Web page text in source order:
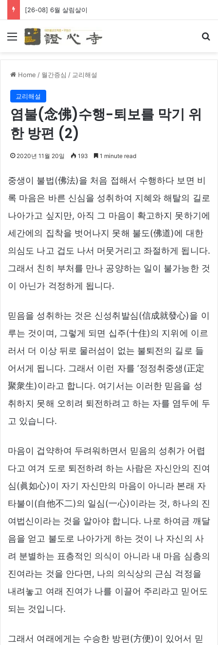
[26-08] 6월 살림살이
Menu
Home / 월간증심 / 교리해설
교리해설
염불(念佛)수행-퇴보를 막기 위
한 방편 (2)
2020년 11월 20일 193 1 minute read
중생이 불법(佛法)을 처음 접해서 수행하다 보면 비
록 마음은 바른 신심을 성취하여 지혜와 해탈의 길로
나아가고 싶지만, 아직 그 마음이 확고하지 못하기에
세간에의 집착을 벗어나지 못해 불도(佛道)에 대한
의심도 나고 겁도 나서 머뭇거리고 좌절하게 됩니다.
그래서 친히 부처를 만나 공양하는 일이 불가능한 것
이 아닌가 걱정하게 됩니다.
믿음을 성취하는 것은 신성취발심(信成就發心)을 이
루는 것이며, 그렇게 되면 십주(十住)의 지위에 이르
러서 더 이상 뒤로 물러섬이 없는 불퇴전의 길로 들
어서게 됩니다. 그래서 이런 자를 ‘정정취중생(正定
聚衆生)이라고 합니다. 여기서는 이러한 믿음을 성
취하지 못해 오히려 퇴전하려고 하는 자를 염두에 두
고 있습니다.
마음이 겁약하여 두려워하면서 믿음의 성취가 어렵
다고 여겨 도로 퇴전하려 하는 사람은 자신안의 진여
심(眞如心)이 자기 자신만의 마음이 아니라 본래 자
타불이(自他不二)의 일심(一心)이라는 것, 하나의 진
여법신이라는 것을 알아야 합니다. 나로 하여금 깨달
음을 얻고 불도로 나아가게 하는 것이 나 자신의 사
려 분별하는 표층적인 의식이 아니라 내 마음 심층의
진여라는 것을 안다면, 나의 의식상의 근심 걱정을
내려놓고 여래 진여가 나를 이끌어 주리라고 믿어도
되는 것입니다.
그래서 여래에게는 수승한 방편(方便)이 있어서 믿